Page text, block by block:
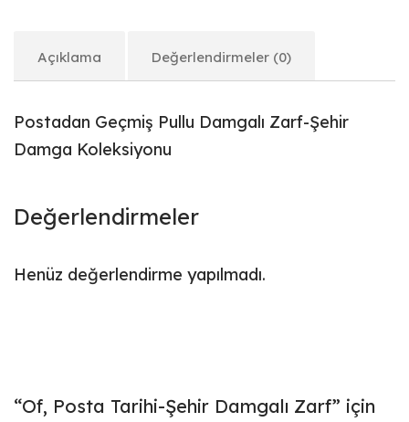
Açıklama Değerlendirmeler (0)
Postadan Geçmiş Pullu Damgalı Zarf-Şehir
Damga Koleksiyonu
Değerlendirmeler
Henüz değerlendirme yapılmadı.
“Of, Posta Tarihi-Şehir Damgalı Zarf” için